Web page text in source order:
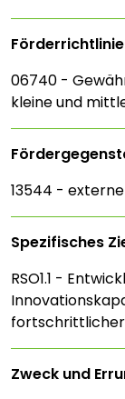
06740 -
kleine und
13544 -
Spezifisches
RSO1.1 -
Zweck und